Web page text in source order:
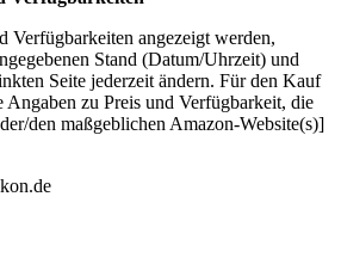
Verfügbarkeiten angezeigt werden,
Stand (Datum/Uhrzeit) und
Seite jederzeit ändern. Für den Kauf
Angaben zu Preis und Verfügbarkeit, die
den maßgeblichen Amazon-Website(s)]